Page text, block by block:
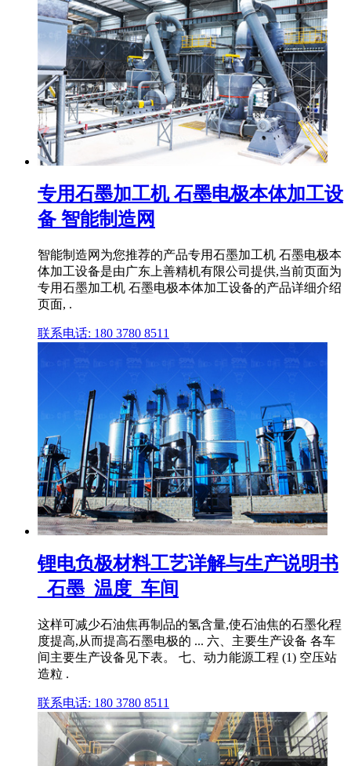
专用石墨加工机 石墨电极本体加工设
备 智能制造网
智能制造网为您推荐的产品专用石墨加工机 石墨电极本
体加工设备是由广东上善精机有限公司提供,当前页面为
专用石墨加工机 石墨电极本体加工设备的产品详细介绍
页面, .
联系电话: 180 3780 8511
锂电负极材料工艺详解与生产说明书
_石墨_温度_车间
这样可减少石油焦再制品的氢含量,使石油焦的石墨化程
度提高,从而提高石墨电极的 ... 六、主要生产设备 各车
间主要生产设备见下表。 七、动力能源工程 (1) 空压站
造粒 .
联系电话: 180 3780 8511